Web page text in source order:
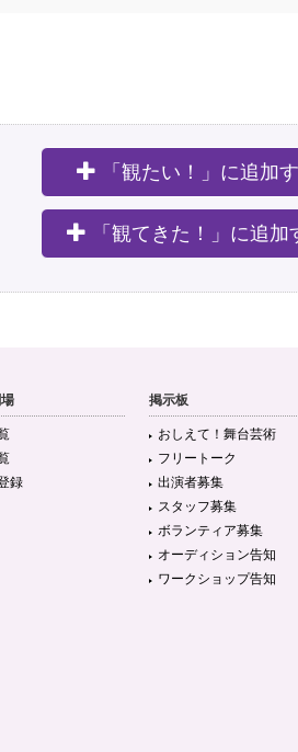
「観たい！」に追加
「観てきた！」に追加
録
掲示板
おしえて！舞台芸術
フリートーク
出演者募集
スタッフ募集
ボランティア募集
オーディション告知
ワークショップ告知